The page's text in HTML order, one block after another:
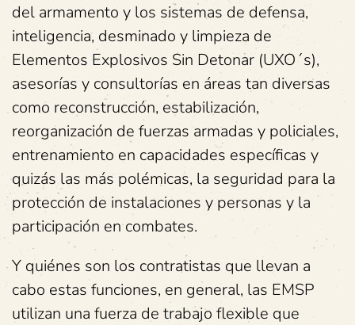
del armamento y los sistemas de defensa,
inteligencia, desminado y limpieza de
Elementos Explosivos Sin Detonar (UXO´s),
asesorías y consultorías en áreas tan diversas
como reconstrucción, estabilización,
reorganización de fuerzas armadas y policiales,
entrenamiento en capacidades específicas y
quizás las más polémicas, la seguridad para la
protección de instalaciones y personas y la
participación en combates.
Y quiénes son los contratistas que llevan a
cabo estas funciones, en general, las EMSP
utilizan una fuerza de trabajo flexible que